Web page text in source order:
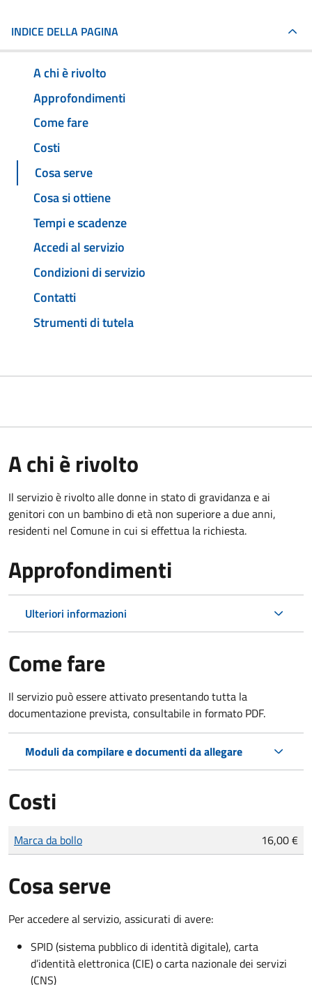
INDICE DELLA PAGINA
A chi è rivolto
Approfondimenti
Come fare
Costi
Cosa serve
Cosa si ottiene
Tempi e scadenze
Accedi al servizio
Condizioni di servizio
Contatti
Strumenti di tutela
A chi è rivolto
Il servizio è rivolto alle donne in stato di gravidanza e ai
genitori con un bambino di età non superiore a due anni,
residenti nel Comune in cui si effettua la richiesta.
Approfondimenti
Ulteriori informazioni
Come fare
Il servizio può essere attivato presentando tutta la
documentazione prevista, consultabile in formato PDF.
Moduli da compilare e documenti da allegare
Costi
Tipo di pagamento
Importo
Marca da bollo 16,00 €
Cosa serve
Per accedere al servizio, assicurati di avere:
SPID (sistema pubblico di identità digitale), carta
d’identità elettronica (CIE) o carta nazionale dei servizi
(CNS)